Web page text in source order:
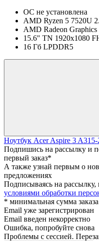
ОС не установлена
AMD Ryzen 5 7520U
AMD Radeon Graphics
15.6" TN 1920x1080
16 Гб LPDDR5
Ноутбук Acer Aspire 3
Подпишись на рассылку и
первый заказ*
А также узнай первым о
предложениях
Подписываясь на рассылку,
условиями обработки
* минимальная сумма
Email уже зарегистрирован
Email введен некорректно
Ошибка, попробуйте снова
Проблемы с сессией.